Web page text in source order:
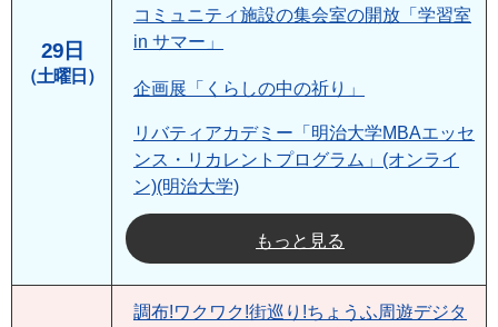
29日
（土曜日）
コミュニティ施設の集会室の開放「学習室
in サマー」
企画展「くらしの中の祈り」
リバティアカデミー「明治大学MBAエッセ
ンス・リカレントプログラム」(オンライ
ン)(明治大学)
もっと見る
調布!ワクワク!街巡り!ちょうふ周遊デジタ